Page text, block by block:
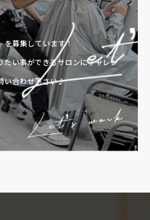
募集しています！
たい事ができるサロンにチャレン
い合わせ下さい♪